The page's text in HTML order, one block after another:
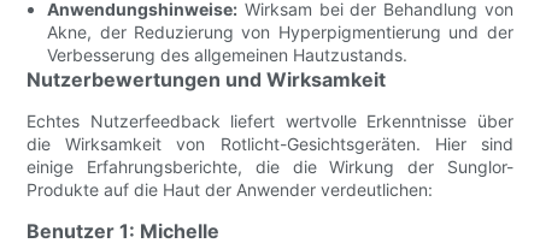
Anwendungshinweise: Wirksam bei der Behandlung von
Akne, der Reduzierung von Hyperpigmentierung und der
Verbesserung des allgemeinen Hautzustands.
Nutzerbewertungen und Wirksamkeit
Echtes Nutzerfeedback liefert wertvolle Erkenntnisse über
die Wirksamkeit von Rotlicht-Gesichtsgeräten. Hier sind
einige Erfahrungsberichte, die die Wirkung der Sunglor-
Produkte auf die Haut der Anwender verdeutlichen:
Benutzer 1: Michelle